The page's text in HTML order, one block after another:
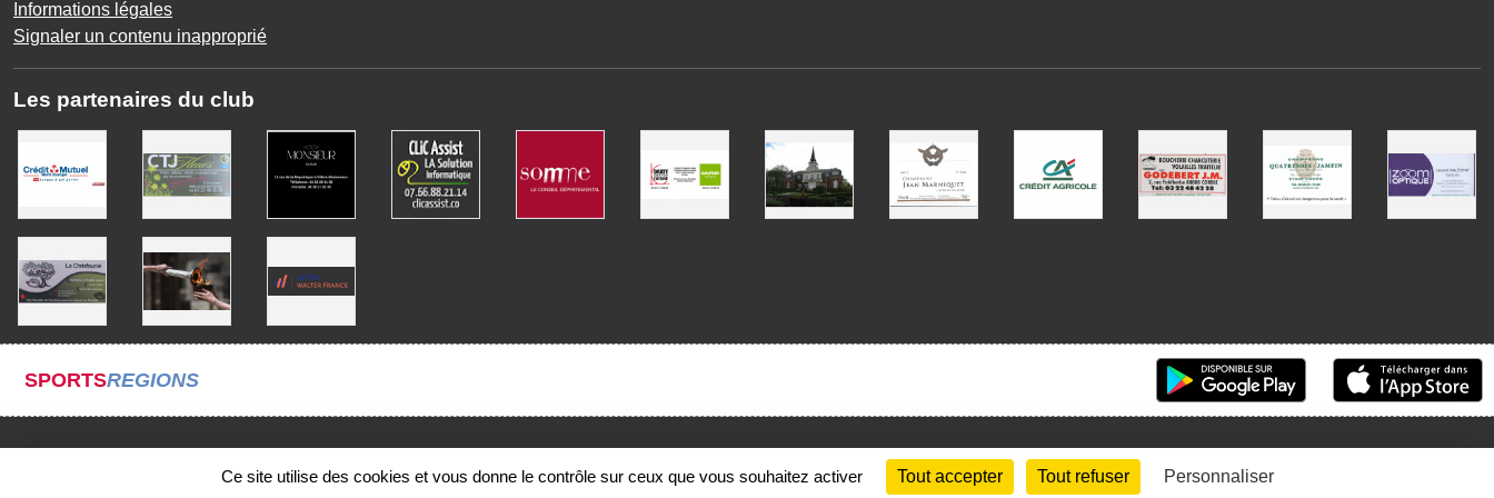
Informations légales
Signaler un contenu inapproprié
Les partenaires du club
SPORTSREGIONS
Gestion des cookies
Ce site utilise des cookies et vous donne le contrôle sur ceux que vous souhaitez activer Tout accepter Tout refuser Personnaliser